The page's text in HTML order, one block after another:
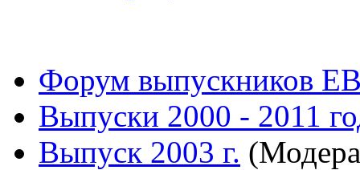
Форум выпускников
Выпуски 2000 - 2011
Выпуск 2003 г.